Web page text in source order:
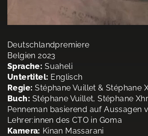
Deutschlandpremiere
Belgien 2023
Sprache: Suaheli
Untertitel: Englisch
Regie: Stéphane Vuillet & Stéphane
Buch: Stéphane Vuillet, Stéphane
Penneman basierend auf Aussagen
Lehrer:innen des CTO in Goma
Kamera: Kinan Massarani